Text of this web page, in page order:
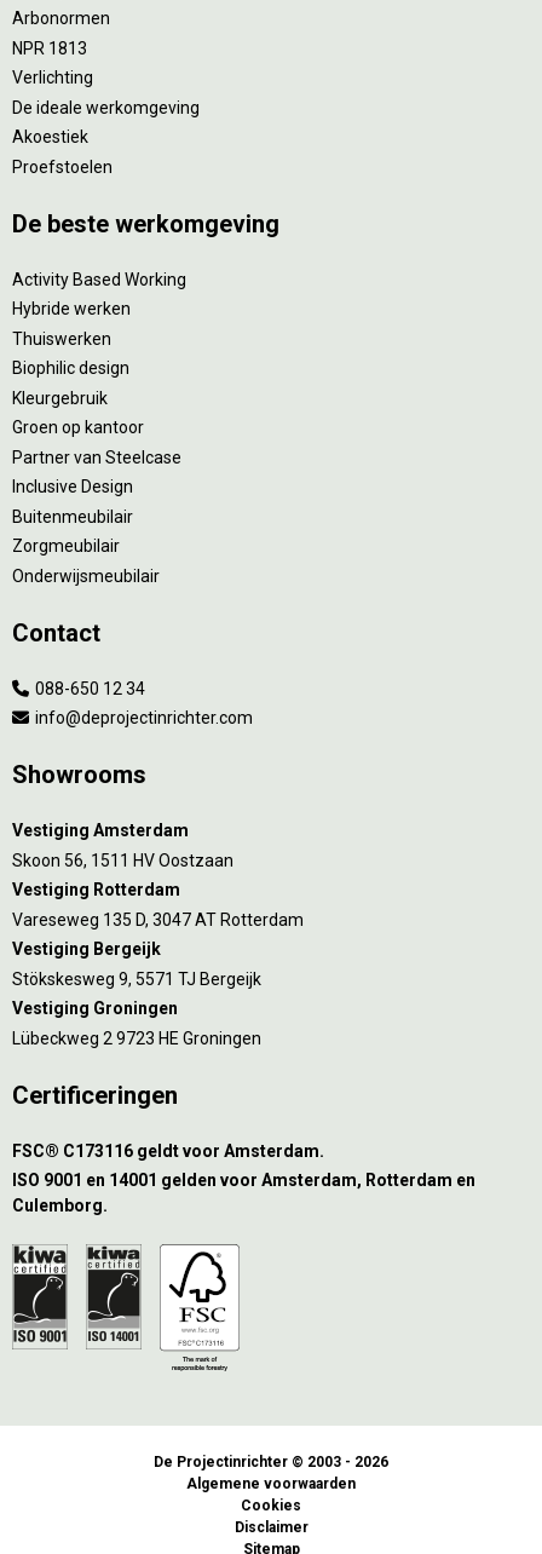
Arbonormen
NPR 1813
Verlichting
De ideale werkomgeving
Akoestiek
Proefstoelen
De beste werkomgeving
Activity Based Working
Hybride werken
Thuiswerken
Biophilic design
Kleurgebruik
Groen op kantoor
Partner van Steelcase
Inclusive Design
Buitenmeubilair
Zorgmeubilair
Onderwijsmeubilair
Contact
088-650 12 34
info@deprojectinrichter.com
Showrooms
Vestiging Amsterdam
Skoon 56, 1511 HV Oostzaan
Vestiging Rotterdam
Vareseweg 135 D, 3047 AT Rotterdam
Vestiging Bergeijk
Stökskesweg 9, 5571 TJ Bergeijk
Vestiging Groningen
Lübeckweg 2 9723 HE Groningen
Certificeringen
FSC® C173116 geldt voor Amsterdam.
ISO 9001 en 14001 gelden voor Amsterdam, Rotterdam en
Culemborg.
De Projectinrichter © 2003 - 2026
Algemene voorwaarden
Cookies
Disclaimer
Sitemap